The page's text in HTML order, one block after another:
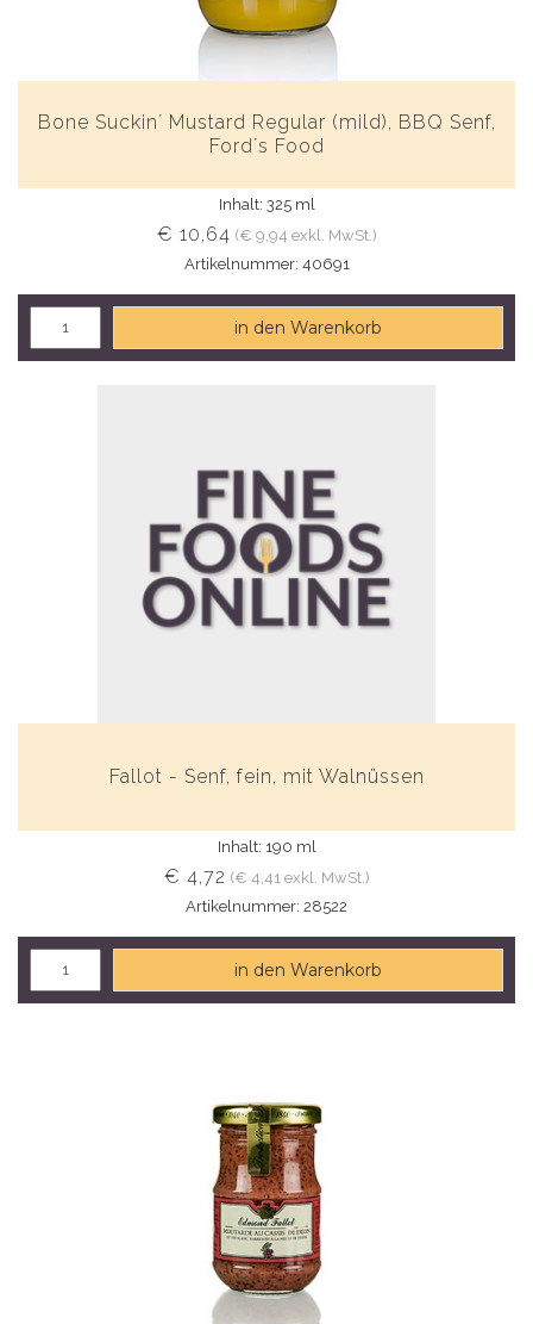
Bone Suckin´ Mustard Regular (mild), BBQ Senf,
Ford´s Food
Inhalt: 325 ml
€ 10,64 (€ 9,94 exkl. MwSt.)
Artikelnummer: 40691
in den Warenkorb
Fallot - Senf, fein, mit Walnüssen
Inhalt: 190 ml
€ 4,72 (€ 4,41 exkl. MwSt.)
Artikelnummer: 28522
in den Warenkorb